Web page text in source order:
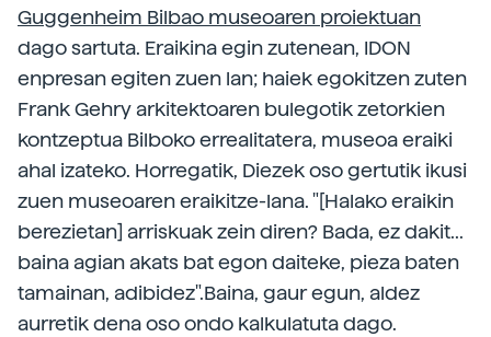
Guggenheim Bilbao museoaren proiektuan
dago sartuta. Eraikina egin zutenean, IDON
enpresan egiten zuen lan; haiek egokitzen zuten
Frank Gehry arkitektoaren bulegotik zetorkien
kontzeptua Bilboko errealitatera, museoa eraiki
ahal izateko. Horregatik, Diezek oso gertutik ikusi
zuen museoaren eraikitze-lana. "[Halako eraikin
berezietan] arriskuak zein diren? Bada, ez dakit...
baina agian akats bat egon daiteke, pieza baten
tamainan, adibidez".Baina, gaur egun, aldez
aurretik dena oso ondo kalkulatuta dago.